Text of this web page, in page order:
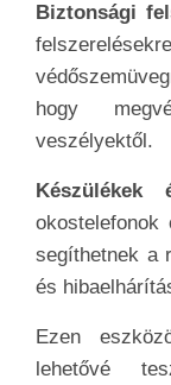
Biztonsági
hogy
veszélyektől.
Készülékek
okostelefonok
segíthetnek a
és
Ezen
lehetővé